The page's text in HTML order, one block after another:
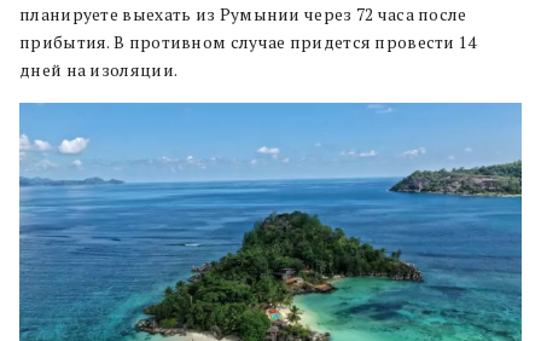
планируете выехать из Румынии через 72 часа после
прибытия. В противном случае придется провести 14
дней на изоляции.